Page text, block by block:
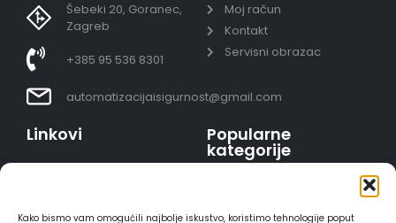
Kako bismo vam omogućili najbolje iskustvo, koristimo tehnologije poput
Šebeki 20, Goranec,
Zagreb
+385 95 536 8301
automatizacijaisigurnost@gmail.com
Moj račun
Kontakt
Servisni obrazac
Linkovi
Sigurno plaćanje
Popularne
kategorije
Video nadzor - kompleti